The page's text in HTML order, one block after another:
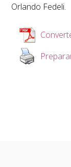
Orlando Fedeli.